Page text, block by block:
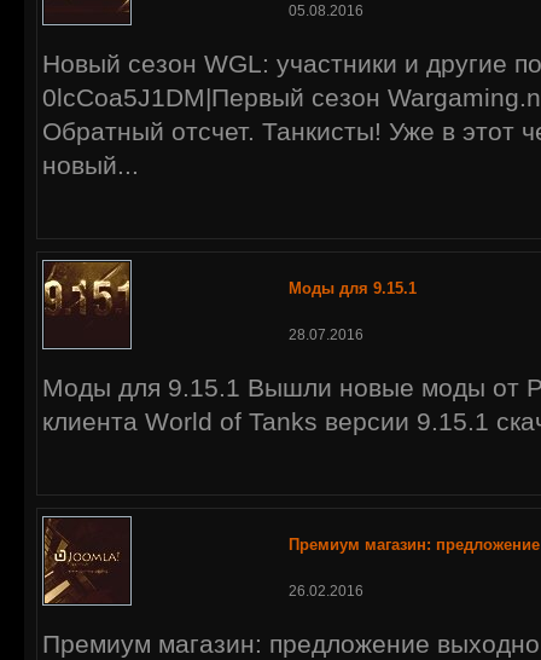
05.08.2016
Новый сезон WGL: участники и другие
0lcCoa5J1DM|Первый сезон
Обратный отсчет. Танкисты! Уже в этот
новый...
Моды для 9.15.1
28.07.2016
Моды для 9.15.1 Вышли новые моды от
клиента World of Tanks версии 9.15.1
Премиум магазин:
26.02.2016
Премиум магазин: предложение